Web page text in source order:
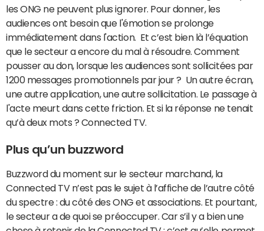
les ONG ne peuvent plus ignorer. Pour donner, les
audiences ont besoin que l'émotion se prolonge
immédiatement dans l'action. Et c’est bien là l’équation
que le secteur a encore du mal à résoudre. Comment
pousser au don, lorsque les audiences sont sollicitées par
1200 messages promotionnels par jour ? Un autre écran,
une autre application, une autre sollicitation. Le passage à
l'acte meurt dans cette friction. Et si la réponse ne tenait
qu’à deux mots ? Connected TV.
Plus qu’un buzzword
Buzzword du moment sur le secteur marchand, la
Connected TV n’est pas le sujet à l’affiche de l’autre côté
du spectre : du côté des ONG et associations. Et pourtant,
le secteur a de quoi se préoccuper. Car s’il y a bien une